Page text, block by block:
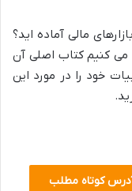
مالی آماده اید؟
می کنیم کتاب اصلی آن
خود را در مورد این
کوتاه مطلب